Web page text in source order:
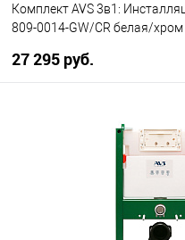
Комплект AVS 3в1:
809-0014-GW/CR белая/
27 295 руб.